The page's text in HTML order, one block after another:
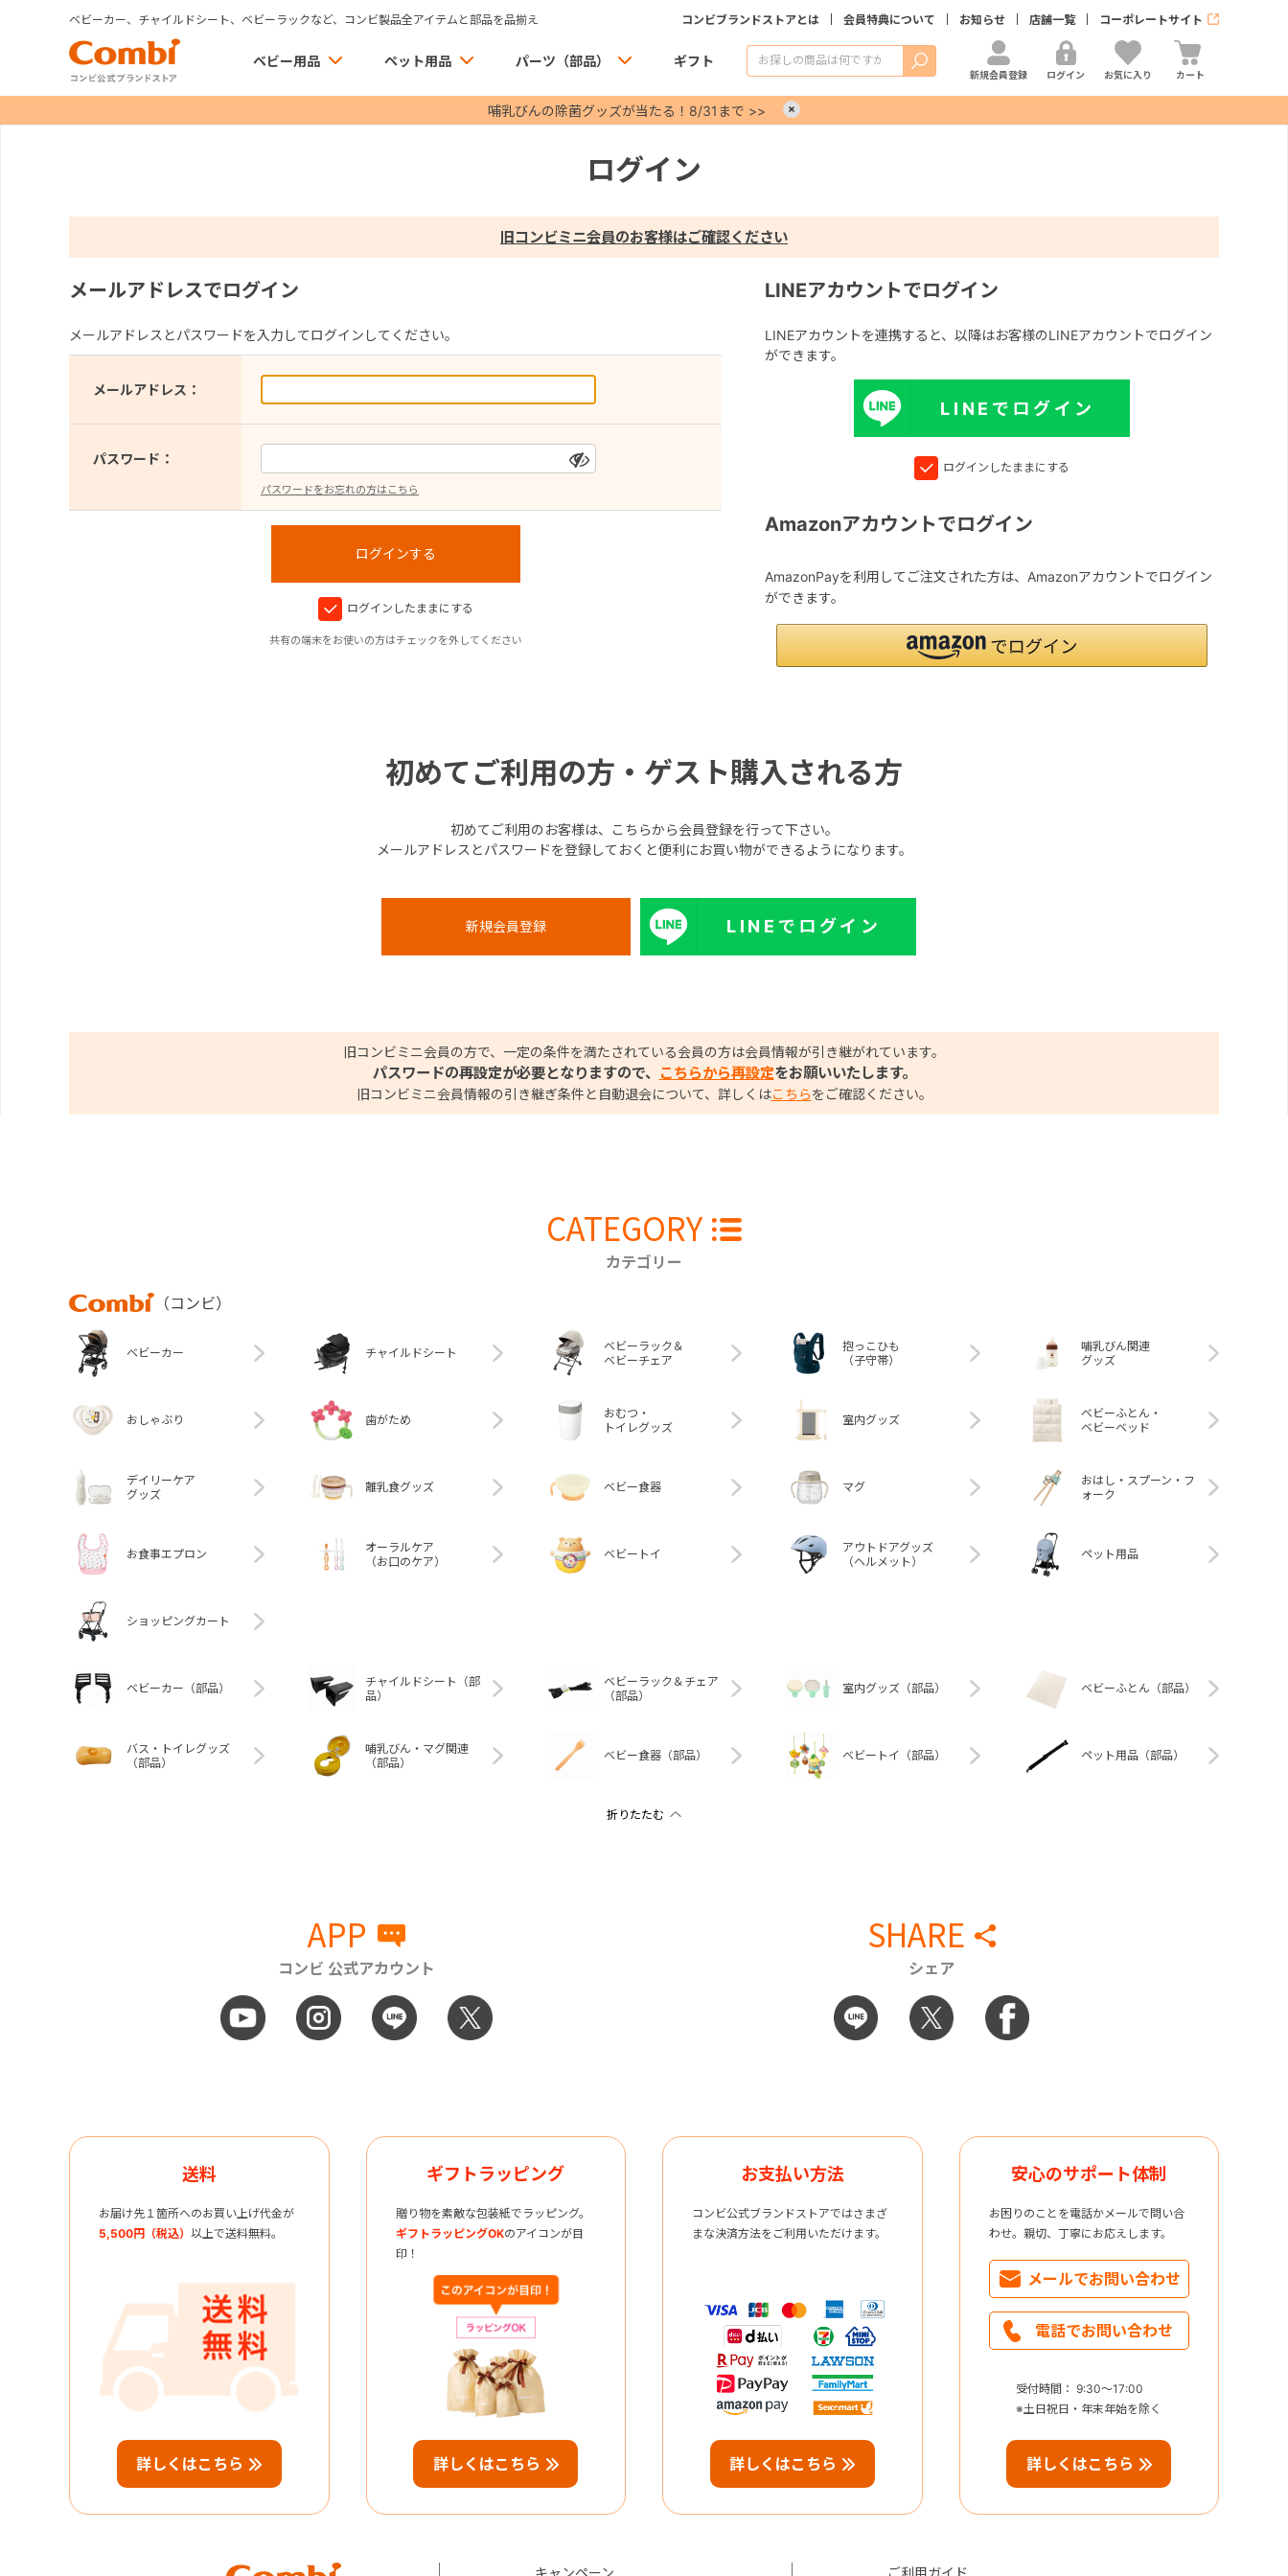
ベビーカー、チャイルドシート、ベビーラックなど、コンビ製品全アイテムと部品を品揃え コンビブランドストアとは 会員特典について お知らせ 店舗一覧 コーポレートサイト
ベビー用品 ペット用品 パーツ（部品） ギフト 検索
新規会員登録 ログイン お気に入り カート
哺乳びんの除菌グッズが当たる！8/31まで >>
ログイン
旧コンビミニ会員のお客様はご確認ください
メールアドレスでログイン
メールアドレスとパスワードを入力してログインしてください。
メールアドレス：
パスワード：
パスワードをお忘れの方はこちら
ログインしたままにする
共有の端末をお使いの方はチェックを外してください
LINEアカウントでログイン
LINEアカウントを連携すると、以降はお客様のLINEアカウントでログイン
ができます。
LINEでログイン
ログインしたままにする
Amazonアカウントでログイン
AmazonPayを利用してご注文された方は、Amazonアカウントでログイン
ができます。
初めてご利用の方・ゲスト購入される方
初めてご利用のお客様は、こちらから会員登録を行って下さい。
メールアドレスとパスワードを登録しておくと便利にお買い物ができるようになります。
LINEでログイン
旧コンビミニ会員の方で、一定の条件を満たされている会員の方は会員情報が引き継がれています。
パスワードの再設定が必要となりますので、 こちらから再設定をお願いいたします。
旧コンビミニ会員情報の引き継ぎ条件と自動退会について、詳しくはこちらをご確認ください。
CATEGORY
カテゴリー
Combi
（コンビ）
ベビーカー チャイルドシート
ベビーラック＆
ベビーチェア
抱っこひも
（子守帯）
哺乳びん関連
グッズ
おしゃぶり 歯がため
おむつ・
トイレグッズ
室内グッズ
ベビーふとん・
ベビーベッド
デイリーケア
グッズ
離乳食グッズ ベビー食器 マグ
おはし・スプーン・フ
ォーク
お食事エプロン
オーラルケア
（お口のケア）
ベビートイ
アウトドアグッズ
（ヘルメット）
ペット用品
ショッピングカート
ベビーカー（部品）
チャイルドシート（部
品）
ベビーラック＆チェア
（部品）
室内グッズ（部品） ベビーふとん（部品）
バス・トイレグッズ
（部品）
哺乳びん・マグ関連
（部品）
ベビー食器（部品） ベビートイ（部品） ペット用品（部品）
APP
コンビ 公式アカウント
SHARE
シェア
送料
お届け先１箇所へのお買い上げ代金が
5,500円（税込） 以上で送料無料。
詳しくはこちら
ギフトラッピング
贈り物を素敵な包装紙でラッピング。
ギフトラッピングOKのアイコンが目
印！
詳しくはこちら
お支払い方法
コンビ公式ブランドストアではさまざ
まな決済方法をご利用いただけます。
詳しくはこちら
安心のサポート体制
お困りのことを電話かメールで問い合
わせ。親切、丁寧にお応えします。
メールでお問い合わせ
電話でお問い合わせ
受付時間： 9:30～17:00
※土日祝日・年末年始を除く
詳しくはこちら
Combi キャンペーン ご利用ガイド